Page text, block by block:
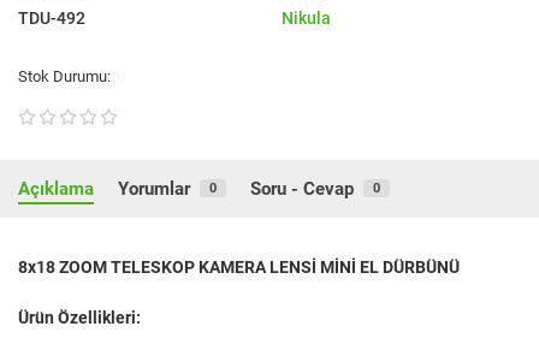
TDU-492 Nikula
Açıklama Yorumlar 0 Soru - Cevap 0
8x18 ZOOM TELESKOP KAMERA LENSİ MİNİ EL DÜRBÜNÜ
Ürün Özellikleri: